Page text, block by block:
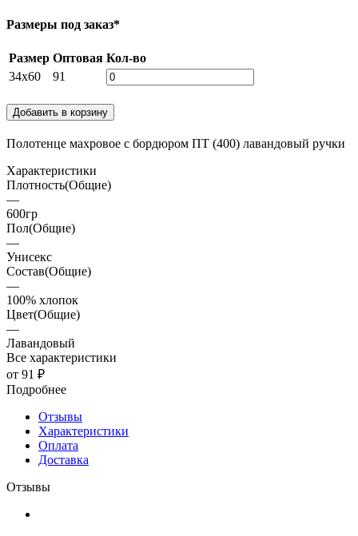
Размеры под заказ*
Размер Оптовая Кол-во
34х60
91
Добавить в корзину
Полотенце махровое с бордюром ПТ (400) лавандовый ручки
Характеристики
Плотность(Общие)
—
600гр
Пол(Общие)
—
Унисекс
Состав(Общие)
—
100% хлопок
Цвет(Общие)
—
Лавандовый
Все характеристики
от 91 ₽
Подробнее
Отзывы
Характеристики
Оплата
Доставка
Отзывы